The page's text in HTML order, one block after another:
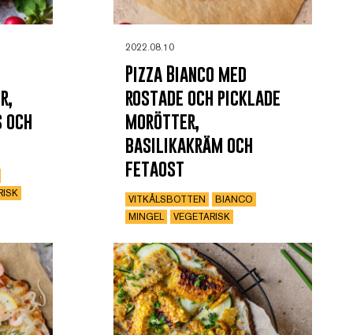
2022.08.10
Pizza Bianco med
rostade och picklade
morötter,
basilikakräm och
fetaost
VITKÅLSBOTTEN
BIANCO
MINGEL
VEGETARISK